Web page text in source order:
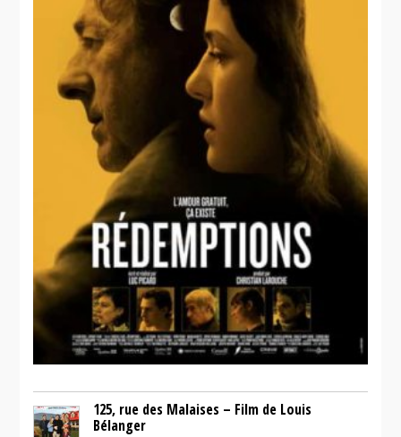
125, rue des Malaises – Film de Louis
Bélanger